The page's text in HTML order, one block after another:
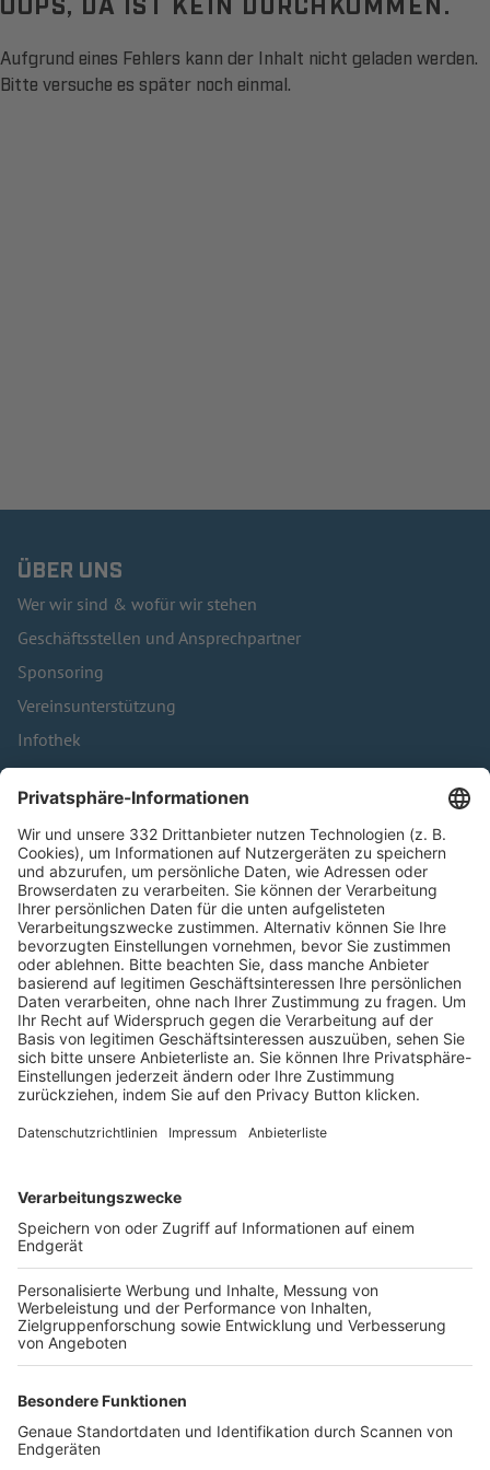
Aufgrund eines Fehlers kann der Inhalt nicht geladen werden.
Bitte versuche es später noch einmal.
ÜBER UNS
Wer wir sind & wofür wir stehen
Geschäftsstellen und Ansprechpartner
Sponsoring
Vereinsunterstützung
Infothek
Kontakt
HÄUFIG BESUCHTE SEITEN
Pässe und Vereinswechsel
Trainerausbildung
Schulungsangebot Vereinsmitarbeiter
BFV-Geschäftsstellen
Trainerbörse
Login SpielPlus
FOLGE DEM BFV
TOP-VEREINE
TOP-PARTNER